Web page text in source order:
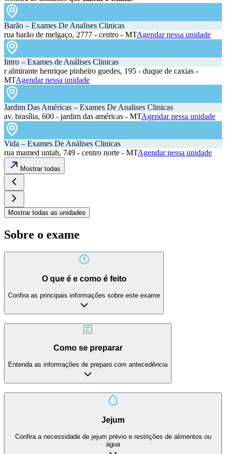
Barão – Exames De Analises Clinicas
rua barão de melgaço, 2777 - centro - MTAgendar nessa unidade
Intro – Exames de Análises Clinicas
r almirante henrique pinheiro guedes, 195 - duque de caxias -
MTAgendar nessa unidade
Jardim Das Américas – Exames De Analises Clinicas
av. brasília, 600 - jardim das américas - MTAgendar nessa unidade
Vida – Exames De Análises Clinicas
rua mamed untah, 749 - centro norte - MTAgendar nessa unidade
Mostrar todas
Mostrar todas as unidades
Sobre o exame
O que é e como é feito
Confira as principais informações sobre este exame
Como se preparar
Entenda as informações de preparo com antecedência
Jejum
Confira a necessidade de jejum prévio e restrições de alimentos ou
água